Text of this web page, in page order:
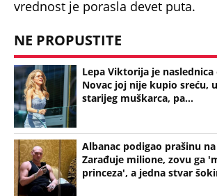
Lepa Viktorija je
Novac joj nije kupio sreću,
starijeg muškarca, pa...
Albanac podigao prašinu
Zarađuje milione, zovu ga
princeza', a jedna stvar